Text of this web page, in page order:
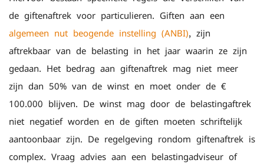
de giftenaftrek voor particulieren. Giften aan een
algemeen nut beogende instelling (ANBI), zijn
aftrekbaar van de belasting in het jaar waarin ze zijn
gedaan. Het bedrag aan giftenaftrek mag niet meer
zijn dan 50% van de winst en moet onder de €
100.000 blijven. De winst mag door de belastingaftrek
niet negatief worden en de giften moeten schriftelijk
aantoonbaar zijn. De regelgeving rondom giftenaftrek is
complex. Vraag advies aan een belastingadviseur of